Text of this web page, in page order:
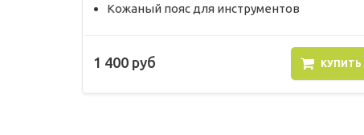
Кожаный пояс для инструментов
1 400 руб КУПИТЬ